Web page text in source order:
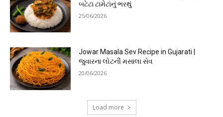
બટેટા ટામેટાંનું ભરથું
25/06/2026
Jowar Masala Sev Recipe in Gujarati |
જુવારના લોટની મસાલા સેવ
20/06/2026
Load more